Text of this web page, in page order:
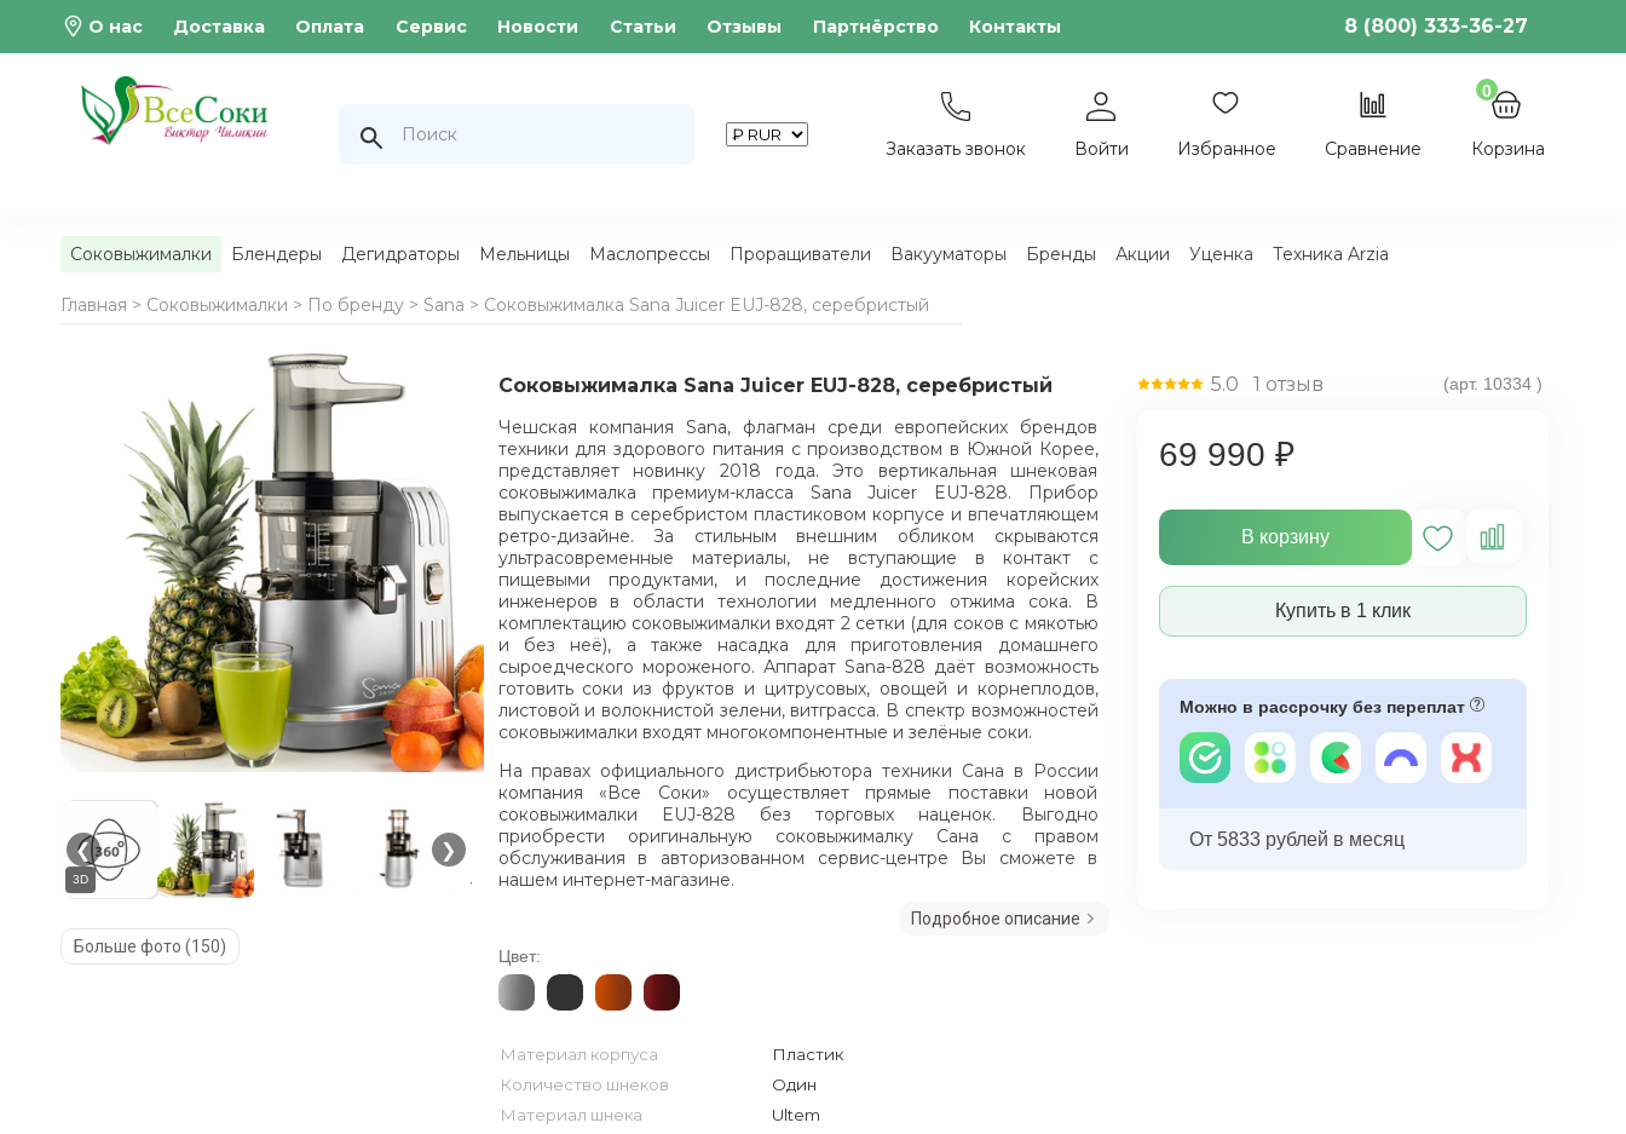
О нас Доставка Оплата Сервис Новости Статьи Отзывы Партнёрство Контакты 8 (800) 333-36-27
Заказать звонок Войти Избранное Сравнение
0
Корзина
Соковыжималки Блендеры Дегидраторы Мельницы Маслопрессы Проращиватели Вакууматоры Бренды Акции Уценка Техника Arzia
Главная > Соковыжималки > По бренду> Sana > Соковыжималка Sana Juicer EUJ-828, серебристый
3D
❮ ❯
Больше фото (150)
5.0 1 отзыв
Соковыжималка Sana Juicer EUJ-828, серебристый (арт. 10334 )
69 990 ₽
В корзину
Купить в 1 клик
Можно в рассрочку без переплат
От 5833 рублей в месяц
Чешская компания Sana, флагман среди европейских брендов
техники для здорового питания с производством в Южной Корее,
представляет новинку 2018 года. Это вертикальная шнековая
соковыжималка премиум-класса Sana Juicer EUJ-828. Прибор
выпускается в серебристом пластиковом корпусе и впечатляющем
ретро-дизайне. За стильным внешним обликом скрываются
ультрасовременные материалы, не вступающие в контакт с
пищевыми продуктами, и последние достижения корейских
инженеров в области технологии медленного отжима сока. В
комплектацию соковыжималки входят 2 сетки (для соков с мякотью
и без неё), а также насадка для приготовления домашнего
сыроедческого мороженого. Аппарат Sana-828 даёт возможность
готовить соки из фруктов и цитрусовых, овощей и корнеплодов,
листовой и волокнистой зелени, витграсса. В спектр возможностей
соковыжималки входят многокомпонентные и зелёные соки.
На правах официального дистрибьютора техники Сана в России
компания «Все Соки» осуществляет прямые поставки новой
соковыжималки EUJ-828 без торговых наценок. Выгодно
приобрести оригинальную соковыжималку Сана с правом
обслуживания в авторизованном сервис-центре Вы сможете в
нашем интернет-магазине.
Подробное описание
Цвет:
Материал корпуса
Пластик
Количество шнеков
Один
Материал шнека
Ultem